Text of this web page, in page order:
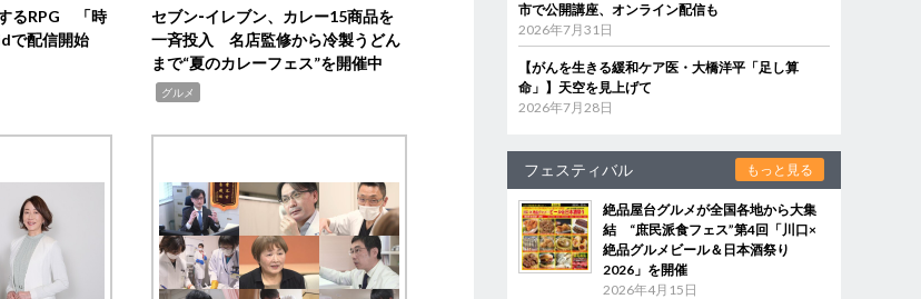
るRPG 「時
で配信開始
セブン‐イレブン、カレー15商品を
一斉投入 名店監修から冷製うどん
まで“夏のカレーフェス”を開催中
グルメ
市で公開講座、オンライン配信も
2026年7月31日
【がんを生きる緩和ケア医・大橋洋平「足し算
命」】天空を見上げて
2026年7月28日
フェスティバル もっと見る
絶品屋台グルメが全国各地から大集
結 “庶民派食フェス”第4回「川口×
絶品グルメビール＆日本酒祭り
2026」を開催
2026年4月15日